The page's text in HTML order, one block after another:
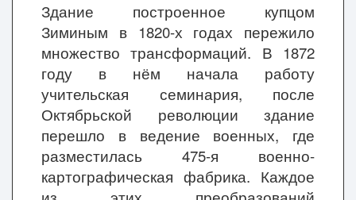
Здание построенное купцом
Зиминым в 1820-х годах пережило
множество трансформаций. В 1872
году в нём начала работу
учительская семинария, после
Октябрьской революции здание
перешло в ведение военных, где
разместилась 475-я военно-
картографическая фабрика. Каждое